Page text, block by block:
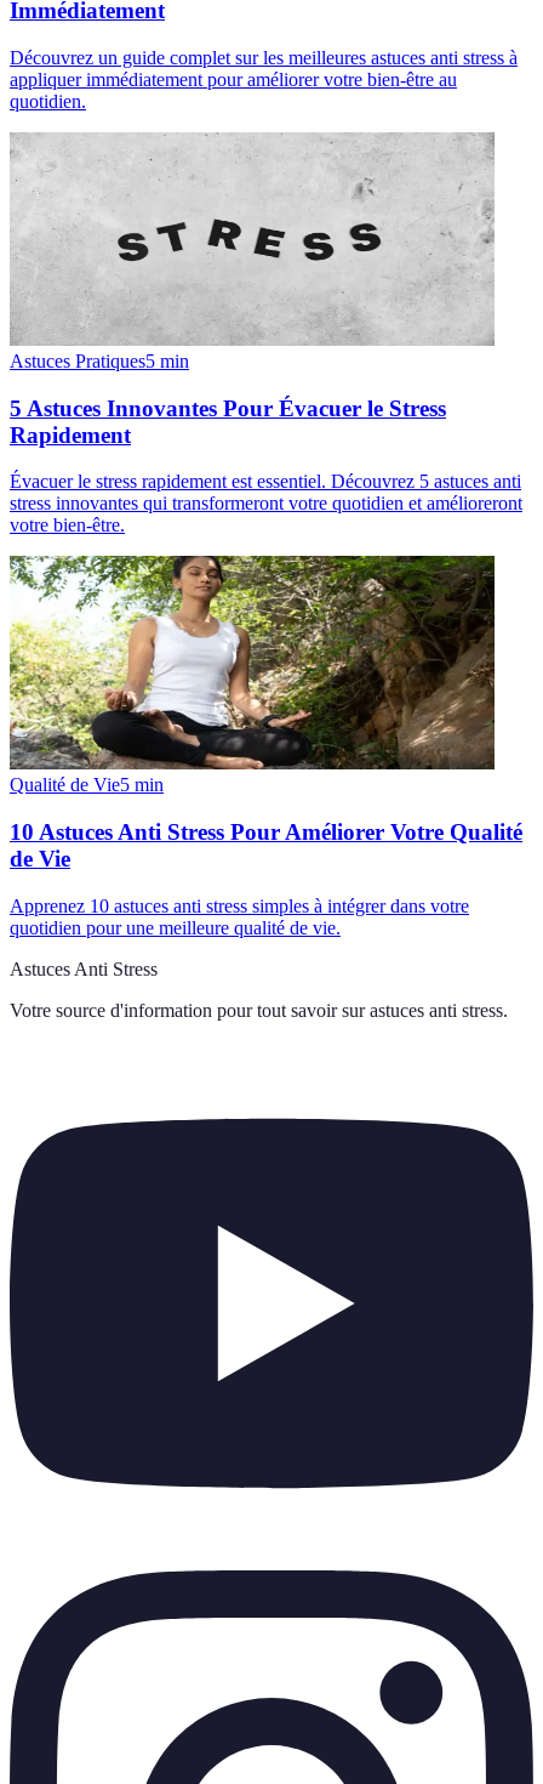
Immédiatement
Découvrez un guide complet sur les meilleures astuces anti stress à
appliquer immédiatement pour améliorer votre bien-être au
quotidien.
Astuces Pratiques5 min
5 Astuces Innovantes Pour Évacuer le Stress
Rapidement
Évacuer le stress rapidement est essentiel. Découvrez 5 astuces anti
stress innovantes qui transformeront votre quotidien et amélioreront
votre bien-être.
Qualité de Vie5 min
10 Astuces Anti Stress Pour Améliorer Votre Qualité
de Vie
Apprenez 10 astuces anti stress simples à intégrer dans votre
quotidien pour une meilleure qualité de vie.
Astuces Anti Stress
Votre source d'information pour tout savoir sur astuces anti stress.